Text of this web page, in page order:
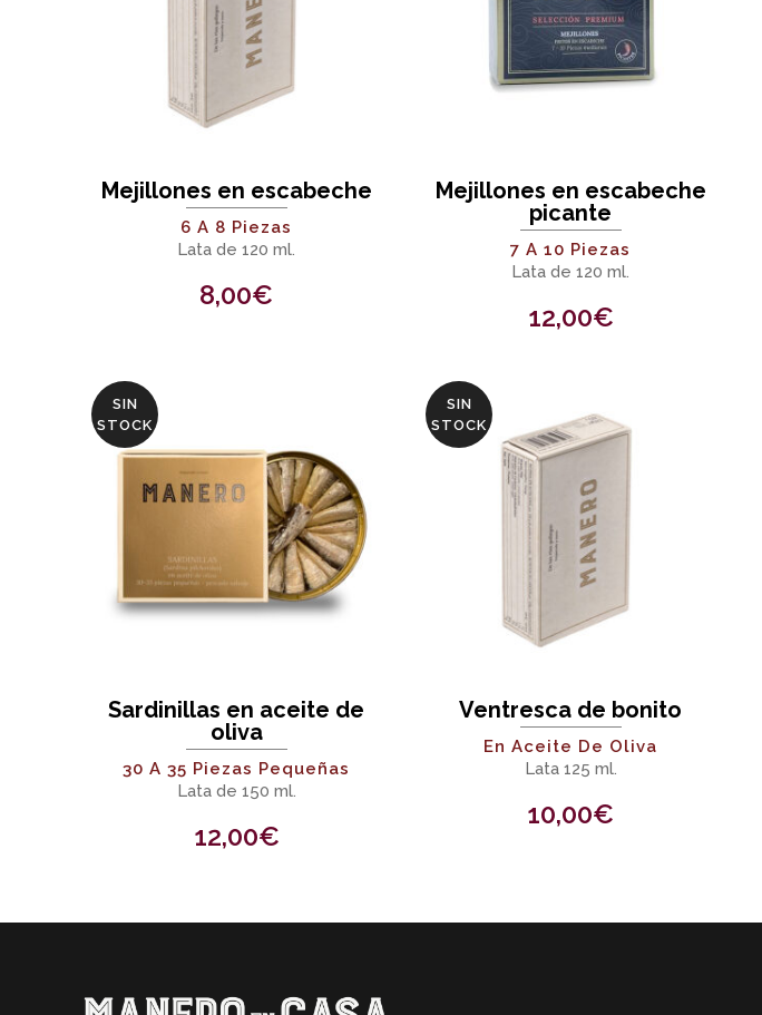
Mejillones en escabeche
6 A 8 Piezas
Lata de 120 ml.
8,00€
Mejillones en escabeche
picante
7 A 10 Piezas
Lata de 120 ml.
12,00€
SIN
STOCK
Sardinillas en aceite de
oliva
30 A 35 Piezas Pequeñas
Lata de 150 ml.
12,00€
SIN
STOCK
Ventresca de bonito
En Aceite De Oliva
Lata 125 ml.
10,00€